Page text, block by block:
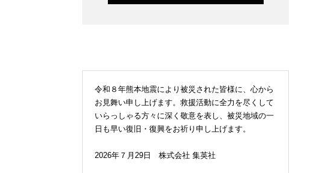
令和８年熊本地震により被災された皆様に、心から
お見舞い申し上げます。救援活動に全力を尽くして
いらっしゃる方々に深く敬意を表し、被災地域の一
日も早い復旧・復興をお祈り申し上げます。
2026年７月29日 株式会社 集英社